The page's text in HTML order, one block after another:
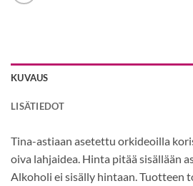
KUVAUS
LISÄTIEDOT
Tina-astiaan asetettu orkideoilla
oiva lahjaidea. Hinta pitää sisällään
Alkoholi ei sisälly hintaan. Tuotteen